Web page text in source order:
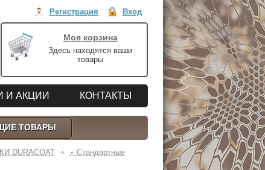
Вход
Регистрация
Моя корзина
Здесь находятся ваши
товары
И АКЦИИ КОНТАКТЫ
ТОВАРЫ
DURACOAT ⋆ Стандартные